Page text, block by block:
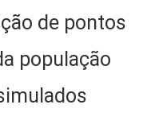
de pontos
população